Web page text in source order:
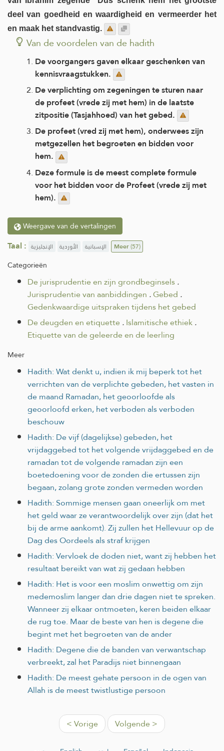
deel van goedheid en waardigheid en vermeerder het
en maak het standvastig.
Van de voordelen van de hadith
De voorgangers gaven elkaar geschenken van
kennisvraagstukken.
De verplichting om zegeningen te sturen naar
de profeet (vrede zij met hem) in de laatste
zitpositie (Tasjahhoed) van het gebed.
De profeet (vred zij met hem), onderwees zijn
metgezellen het begroeten en bidden voor
hem.
Deze formule is de meest complete formule
voor het bidden voor de Profeet (vrede zij met
hem).
Weergave van de vertalingen
Taal : الإنجليزية الأوردية الإسبانية Meer(57)
Categorieën
De jurisprudentie en zijn grondbeginsels.
Jurisprudentie van aanbiddingen .Gebed .
Gedenkwaardige uitspraken tijdens het gebed
De deugden en etiquette .Islamitische ethiek.
Etiquette van de geleerde en de leerling
Meer
Hadith: Wat denkt u, indien ik mij beperk tot het
verrichten van de verplichte gebeden, het vasten in
de maand Ramadan, het geoorloofde als
geoorloofd erken, het verboden als verboden
beschouw
Hadith: De vijf (dagelijkse) gebeden, het
vrijdaggebed tot het volgende vrijdaggebed en de
ramadan tot de volgende ramadan zijn een
boetedoening voor de zonden die ertussen zijn
begaan, zolang grote zonden vermeden worden
Hadith: Sommige mensen gaan oneerlijk om met
het geld waar ze verantwoordelijk over zijn (dat het
bij de arme aankomt). Zij zullen het Hellevuur op de
Dag des Oordeels als straf krijgen
Hadith: Vervloek de doden niet, want zij hebben het
resultaat bereikt van wat zij gedaan hebben
Hadith: Het is voor een moslim onwettig om zijn
medemoslim langer dan drie dagen niet te spreken.
Wanneer zij elkaar ontmoeten, keren beiden elkaar
de rug toe. Maar de beste van hen is degene die
begint met het begroeten van de ander
Hadith: Degene die de banden van verwantschap
verbreekt, zal het Paradijs niet binnengaan
Hadith: De meest gehate persoon in de ogen van
Allah is de meest twistlustige persoon
< Vorige Volgende >